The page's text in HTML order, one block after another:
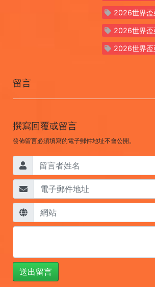
2026世界盃
2026世界盃
2026世界盃
留言
撰寫回覆或留言
發佈留言必須填寫的電子郵件地址不會公開。